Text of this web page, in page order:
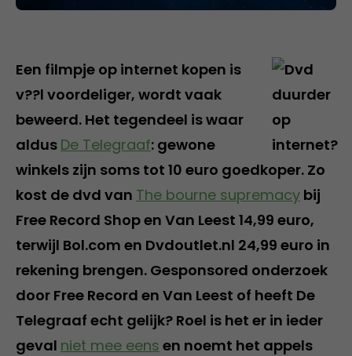
Een filmpje op internet kopen is
v??l voordeliger, wordt vaak
beweerd. Het tegendeel is waar
aldus De Telegraaf: gewone
winkels zijn soms tot 10 euro goedkoper. Zo
kost de dvd van The bourne supremacy bij
Free Record Shop en Van Leest 14,99 euro,
terwijl Bol.com en Dvdoutlet.nl 24,99 euro in
rekening brengen. Gesponsored onderzoek
door Free Record en Van Leest of heeft De
Telegraaf echt gelijk? Roel is het er in ieder
geval niet mee eens en noemt het appels